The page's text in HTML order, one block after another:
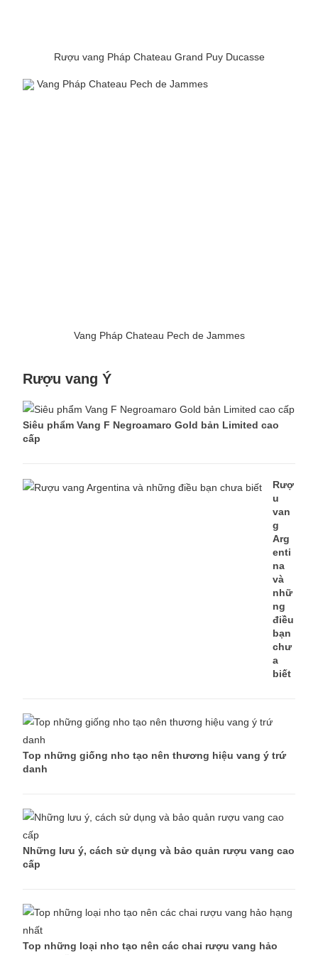
Rượu vang Pháp Chateau Grand Puy Ducasse
Vang Pháp Chateau Pech de Jammes
Rượu vang Ý
Siêu phẩm Vang F Negroamaro Gold bản Limited cao
cấp
Rượ
u
van
g
Arg
enti
na
và
nhữ
ng
điều
bạn
chư
a
biết
Top những giống nho tạo nên thương hiệu vang ý trứ
danh
Những lưu ý, cách sử dụng và bảo quản rượu vang cao
cấp
Top những loại nho tạo nên các chai rượu vang hảo